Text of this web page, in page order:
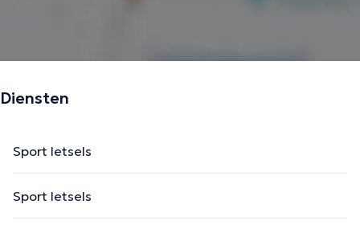
Diensten
Sport letsels
Sport letsels